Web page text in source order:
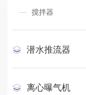
搅拌器
潜水推流器
离心曝气机